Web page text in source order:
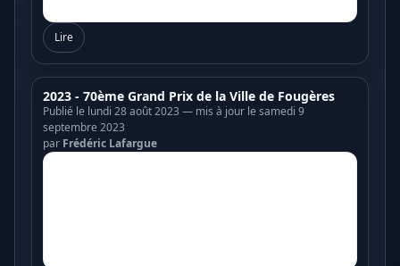
Lire
2023 - 70ème Grand Prix de la Ville de Fougères
Publié le lundi 28 août 2023 — mis à jour le samedi 9
septembre 2023
par Frédéric Lafargue